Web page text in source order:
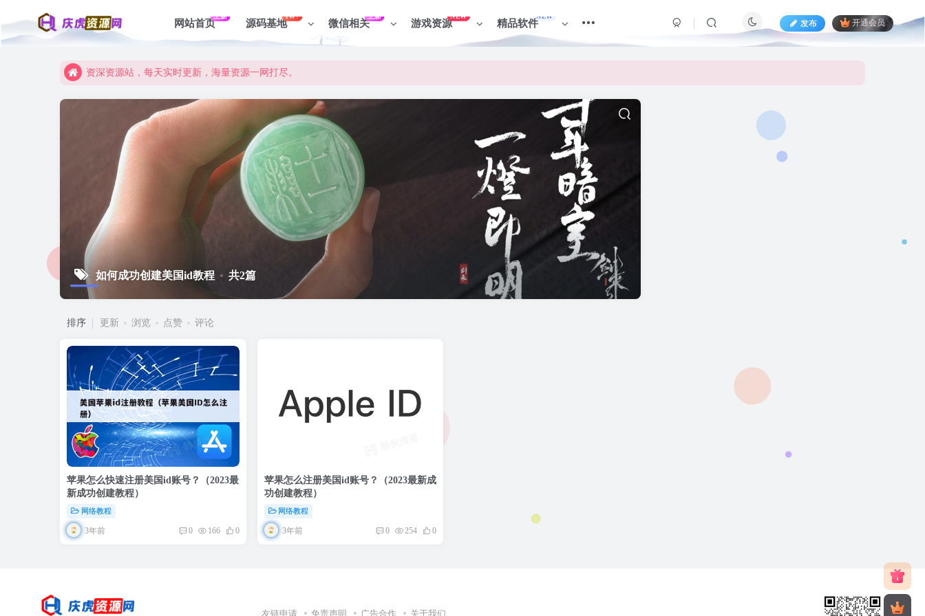
网站首页
上新
源码基地
1W+
微信相关
上新
游戏资源
NEW
精品软件
NEW
发布 开通会员
资深资源站，每天实时更新，海量资源一网打尽。
资深资源站，每天实时更新，海量资源一网打尽。
如何成功创建美国id教程 共2篇
排序 更新 浏览 点赞 评论
苹果怎么快速注册美国id账号？（2023最
新成功创建教程）
网络教程
3年前 0 166 0
苹果怎么注册美国id账号？（2023最新成
功创建教程）
网络教程
3年前 0 254 0
友链申请 免责声明 广告合作 关于我们